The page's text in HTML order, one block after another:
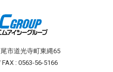
市道光寺町東縄65
: 0563-56-5166